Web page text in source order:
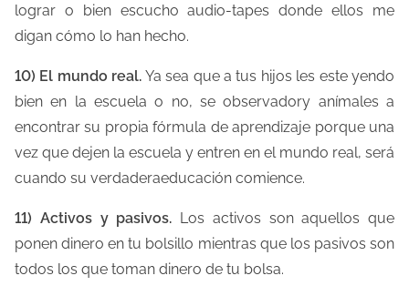
lograr o bien escucho audio-tapes donde ellos me
digan cómo lo han hecho.
10) El mundo real. Ya sea que a tus hijos les este yendo
bien en la escuela o no, se observadory anímales a
encontrar su propia fórmula de aprendizaje porque una
vez que dejen la escuela y entren en el mundo real, será
cuando su verdaderaeducación comience.
11) Activos y pasivos. Los activos son aquellos que
ponen dinero en tu bolsillo mientras que los pasivos son
todos los que toman dinero de tu bolsa.